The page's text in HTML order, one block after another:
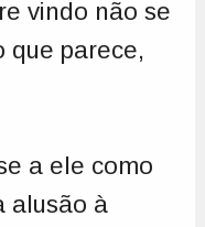
vindo não se
que parece,
a ele como
alusão à